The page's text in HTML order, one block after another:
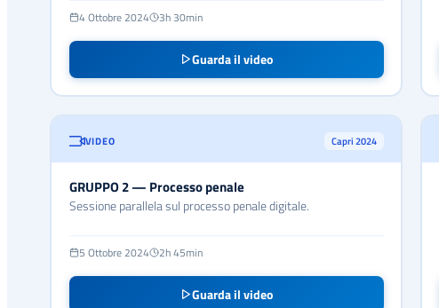
4 Ottobre 2024 3h 30min
Guarda il video
VIDEO Capri 2024
GRUPPO 2 — Processo penale
Sessione parallela sul processo penale digitale.
5 Ottobre 2024 2h 45min
Guarda il video